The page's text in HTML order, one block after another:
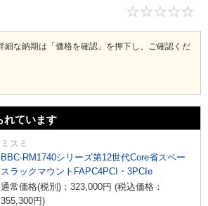
な納期は「価格を確認」を押下し、ご確認くだ
れています
ミスミ
BBC-RM1740シリーズ第12世代Core省スペー
スラックマウントFAPC4PCI・3PCIe
通常価格(税別)： 323,000円 (税込価格：
355,300円)